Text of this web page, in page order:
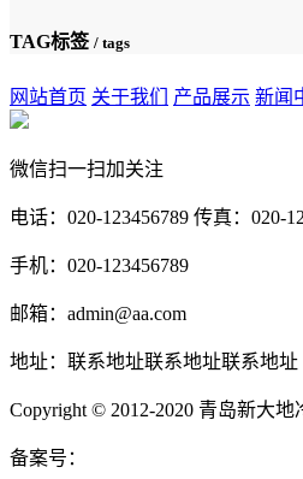
TAG标签 / tags
网站首页 关于我们 产品展示 新闻
微信扫一扫加关注
电话：020-123456789 传真：020-
手机：020-123456789
邮箱：admin@aa.com
地址：联系地址联系地址联系地址
Copyright © 2012-2020 青岛新大
备案号：